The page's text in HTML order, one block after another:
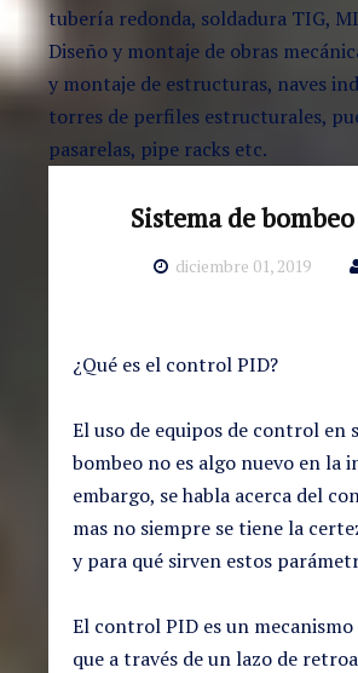
tubería redonda, soldadura TIG,
Diseño y montaje de obras
y montaje de estructuras, naves
torres de perfiles estructurales,
pasarelas, pipe racks etc.
Sistema de
diciembre 01, 2019
¿Qué es el control PID?
El uso de equipos de control en
bombeo no es algo nuevo en la
embargo, se habla acerca del
mas no siempre se tiene la
y para qué sirven estos
El control PID es un
que a través de un lazo de